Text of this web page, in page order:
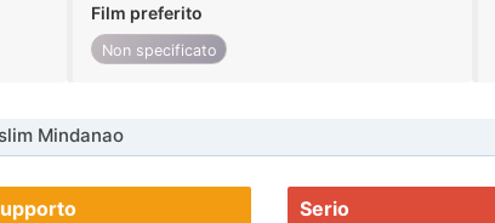
Film preferito
Non specificato
Mindanao
Serio